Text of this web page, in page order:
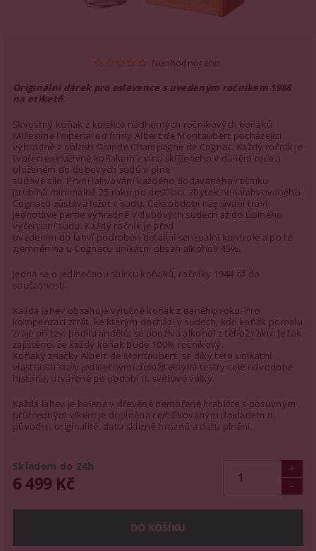
Neohodnoceno
Originální dárek pro oslavence s uvedeným ročníkem 1988
na etiketě.
Skvostný koňak z kolekce nádherných ročníkových koňaků
Millesime Imperial od firmy Albert de Montaubert pocházející
výhradně z oblasti Grande Champagne de Cognac. Každý ročník je
tvořen exkluzivně koňakem z vína sklizeného v daném roce a
uloženém do dubových sudů v plné
sudové síle. První lahvování každého dodávaného ročníku
probíhá minimálně 25 roku po destilaci, zbytek nenalahvovaného
Cognacu zůstává ležet v sudu. Celé období nazrávaní tráví
jednotlivé partie výhradně v dubových sudech až do úplného
vyčerpaní sudu. Každý ročník je před
uvedením do lahví podroben detailní senzualní kontrole a po té
zjemněn na u Cognacu unikátní obsah alkoholi 45%.
Jedná se o jedinečnou sbírku koňaků, ročníky 1944 až do
současnosti.
Každá láhev obsahuje výlučně koňak z daného roku. Pro
kompenzaci ztrát, ke kterým dochází v sudech, kde koňak pomalu
zraje při tzv. podílu andělů, se používá alkohol z téhož roku. Je tak
zajištěno, že každý koňak bude 100% ročníkový.
Koňaky značky Albert de Montaubert, se díky této unikátní
vlastnosti staly jedinečnými doložitelnými testry celé novodobé
historie, utvářené po období II. světové války.
Každá lahev je balena v dřevěné nemořené krabičce s posuvným
průhledným víkem je doplněna certifikovaným dokladem o
původu , originalitě, datu sklizně hroznů a datu plnění.
Skladem do 24h
6 499 Kč